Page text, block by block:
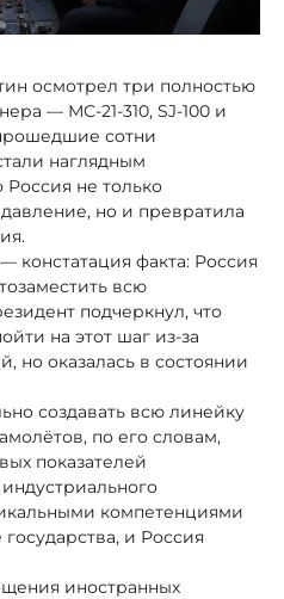
осмотрел три полностью
— МС-21-310, SJ-100 и
сотни
наглядным
Россия не только
но и превратила
констатация факта: Россия
всю
подчеркнул, что
на этот шаг из-за
но оказалась в состоянии
создавать всю линейку
по его словам,
показателей
компетенциями
и Россия
иностранных